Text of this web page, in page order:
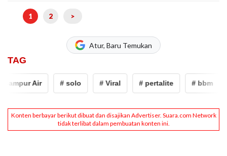
1 2 >
Atur, Baru Temukan
TAG
Air # solo # Viral # pertalite # bbm